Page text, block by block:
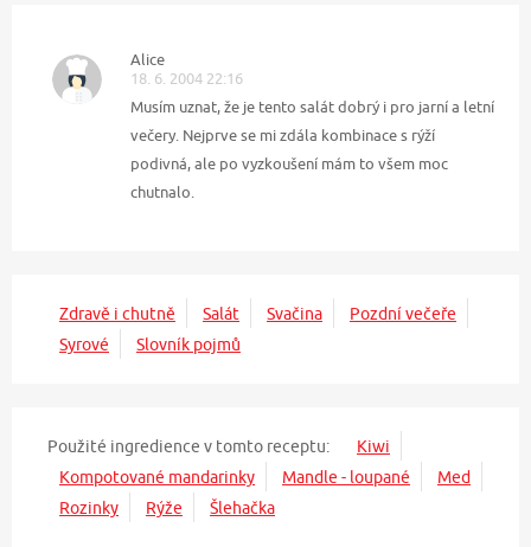
Alice
18. 6. 2004 22:16
Musím uznat, že je tento salát dobrý i pro jarní a letní
večery. Nejprve se mi zdála kombinace s rýží
podivná, ale po vyzkoušení mám to všem moc
chutnalo.
Zdravě i chutně Salát Svačina
Pozdní večeře
Syrové
Slovník pojmů
Použité ingredience v tomto receptu:
Kiwi
Kompotované mandarinky
Mandle - loupané
Med
Rozinky
Rýže Šlehačka